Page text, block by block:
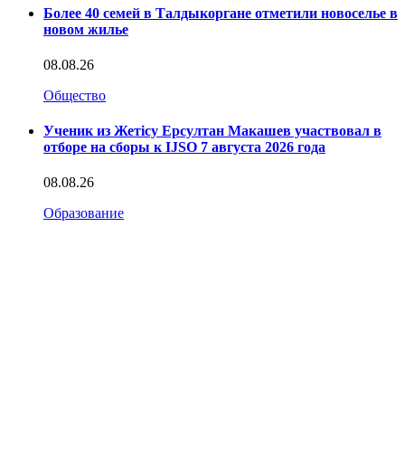
Более 40 семей в Талдыкоргане отметили новоселье в
новом жилье
08.08.26
Общество
Ученик из Жетісу Ерсултан Макашев участвовал в
отборе на сборы к IJSO 7 августа 2026 года
08.08.26
Образование